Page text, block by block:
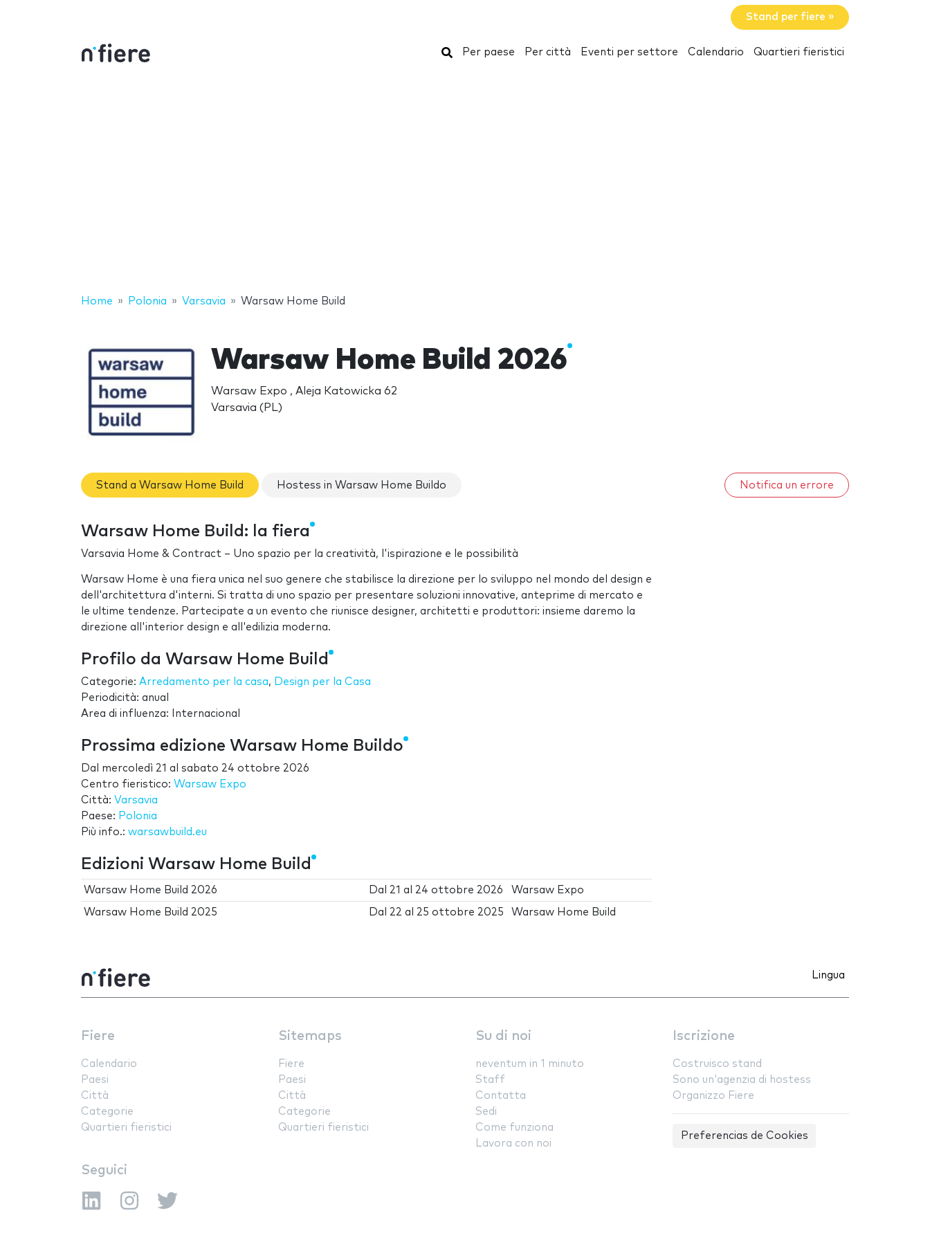
Stand per fiere »
Cerca
Per paese Per città Eventi per settore Calendario Quartieri fieristici
Home Polonia Varsavia Warsaw Home Build
Warsaw Home Build 2026
Warsaw Expo , Aleja Katowicka 62
Varsavia (PL)
Stand a Warsaw Home Build Hostess in Warsaw Home Buildo Notifica un errore
Warsaw Home Build: la fiera
Varsavia Home & Contract – Uno spazio per la creatività, l'ispirazione e le possibilità
Warsaw Home è una fiera unica nel suo genere che stabilisce la direzione per lo sviluppo nel mondo del design e
dell'architettura d'interni. Si tratta di uno spazio per presentare soluzioni innovative, anteprime di mercato e
le ultime tendenze. Partecipate a un evento che riunisce designer, architetti e produttori: insieme daremo la
direzione all'interior design e all'edilizia moderna.
Profilo da Warsaw Home Build
Categorie: Arredamento per la casa, Design per la Casa
Periodicità: anual
Area di influenza: Internacional
Prossima edizione Warsaw Home Buildo
Dal mercoledì 21 al sabato 24 ottobre 2026
Centro fieristico: Warsaw Expo
Città: Varsavia
Paese: Polonia
Più info.: warsawbuild.eu
Edizioni Warsaw Home Build
Warsaw Home Build 2026 Dal 21 al 24 ottobre 2026 Warsaw Expo
Warsaw Home Build 2025 Dal 22 al 25 ottobre 2025 Warsaw Home Build
Lingua
Fiere
Calendario
Paesi
Città
Categorie
Quartieri fieristici
Sitemaps
Fiere
Paesi
Città
Categorie
Quartieri fieristici
Su di noi
neventum in 1 minuto
Staff
Contatta
Sedi
Come funziona
Lavora con noi
Iscrizione
Costruisco stand
Sono un'agenzia di hostess
Organizzo Fiere
Preferencias de Cookies
Seguici